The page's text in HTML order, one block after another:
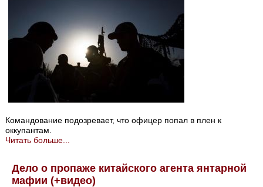
Командование подозревает, что офицер попал в плен к
оккупантам.
Читать больше...
Дело о пропаже китайского агента янтарной
мафии (+видео)